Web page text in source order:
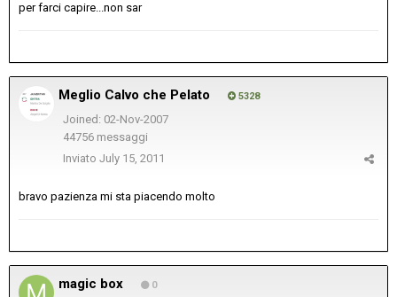
per farci capire...non sar
Meglio Calvo che Pelato 5328
Joined: 02-Nov-2007
44756 messaggi
Inviato July 15, 2011
bravo pazienza mi sta piacendo molto
magic box 0